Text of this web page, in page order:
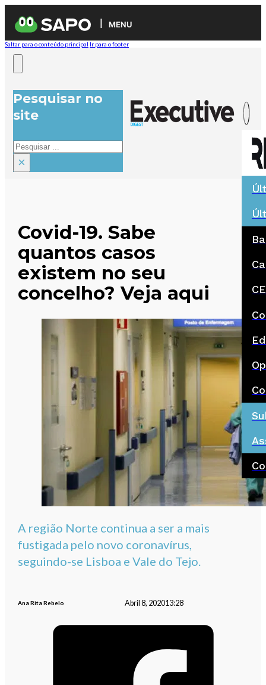
MENU
Saltar para o conteúdo principal Ir para o footer
Pesquisar no
site
Pesquisar
×
Covid-19. Sabe
quantos casos
existem no seu
concelho? Veja aqui
A região Norte continua a ser a mais
fustigada pelo novo coronavírus,
seguindo-se Lisboa e Vale do Tejo.
Ana Rita Rebelo Abril 8, 202013:28